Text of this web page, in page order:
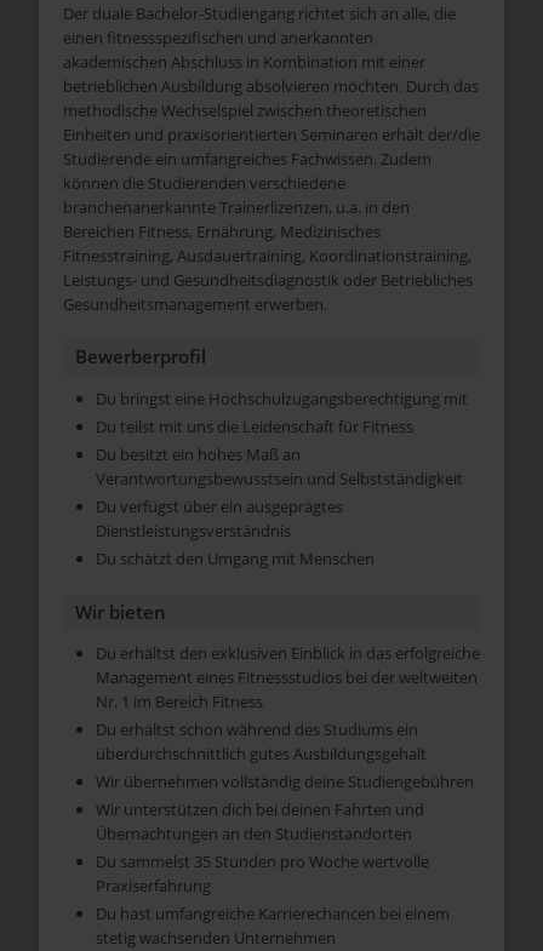
Der duale Bachelor-Studiengang richtet sich an alle, die
einen fitnessspezifischen und anerkannten
akademischen Abschluss in Kombination mit einer
betrieblichen Ausbildung absolvieren möchten. Durch das
methodische Wechselspiel zwischen theoretischen
Einheiten und praxisorientierten Seminaren erhält der/die
Studierende ein umfangreiches Fachwissen. Zudem
können die Studierenden verschiedene
branchenanerkannte Trainerlizenzen, u.a. in den
Bereichen Fitness, Ernährung, Medizinisches
Fitnesstraining, Ausdauertraining, Koordinationstraining,
Leistungs- und Gesundheitsdiagnostik oder Betriebliches
Gesundheitsmanagement erwerben.
Bewerberprofil
Du bringst eine Hochschulzugangsberechtigung mit
Du teilst mit uns die Leidenschaft für Fitness
Du besitzt ein hohes Maß an
Verantwortungsbewusstsein und Selbstständigkeit
Du verfügst über ein ausgeprägtes
Dienstleistungsverständnis
Du schätzt den Umgang mit Menschen
Wir bieten
Du erhältst den exklusiven Einblick in das erfolgreiche
Management eines Fitnessstudios bei der weltweiten
Nr. 1 im Bereich Fitness
Du erhältst schon während des Studiums ein
überdurchschnittlich gutes Ausbildungsgehalt
Wir übernehmen vollständig deine Studiengebühren
Wir unterstützen dich bei deinen Fahrten und
Übernachtungen an den Studienstandorten
Du sammelst 35 Stunden pro Woche wertvolle
Praxiserfahrung
Du hast umfangreiche Karrierechancen bei einem
stetig wachsenden Unternehmen